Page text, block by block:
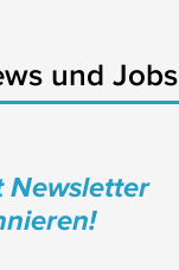
und Jobs
Newsletter